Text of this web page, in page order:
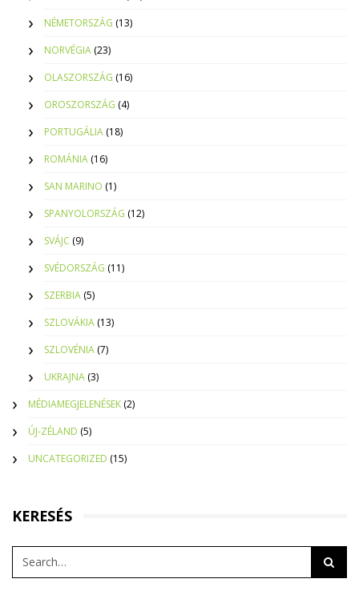
NÉMETORSZÁG (13)
NORVÉGIA (23)
OLASZORSZÁG (16)
OROSZORSZÁG (4)
PORTUGÁLIA (18)
ROMÁNIA (16)
SAN MARINO (1)
SPANYOLORSZÁG (12)
SVÁJC (9)
SVÉDORSZÁG (11)
SZERBIA (5)
SZLOVÁKIA (13)
SZLOVÉNIA (7)
UKRAJNA (3)
MÉDIAMEGJELENÉSEK (2)
ÚJ-ZÉLAND (5)
UNCATEGORIZED (15)
KERESÉS